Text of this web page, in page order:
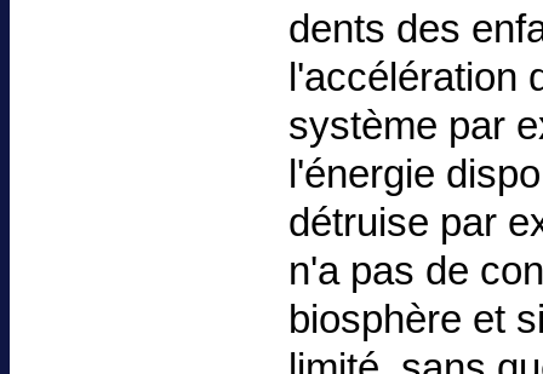
dents des
l'accélération
système par
l'énergie
détruise par
n'a pas de
biosphère et